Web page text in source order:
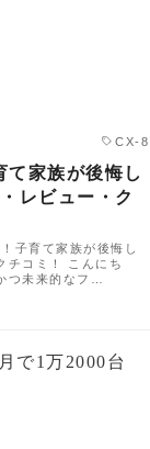
CX-8
家族が後悔し
レビュー・ク
子育て家族が後悔し
チコミ！ こんにち
つ未来的なフ…